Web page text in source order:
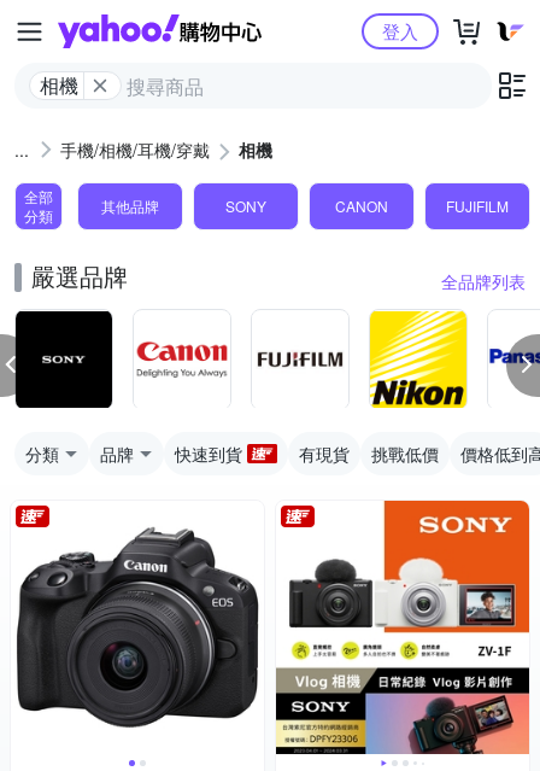
Yahoo購物中心
相機
登入
手機/相機/耳機/穿戴 相機
全部
分類
其他品牌 SONY CANON FUJIFILM
嚴選品牌 全品牌列表
分類 品牌 快速到貨 有現貨 挑戰低價 價格低到